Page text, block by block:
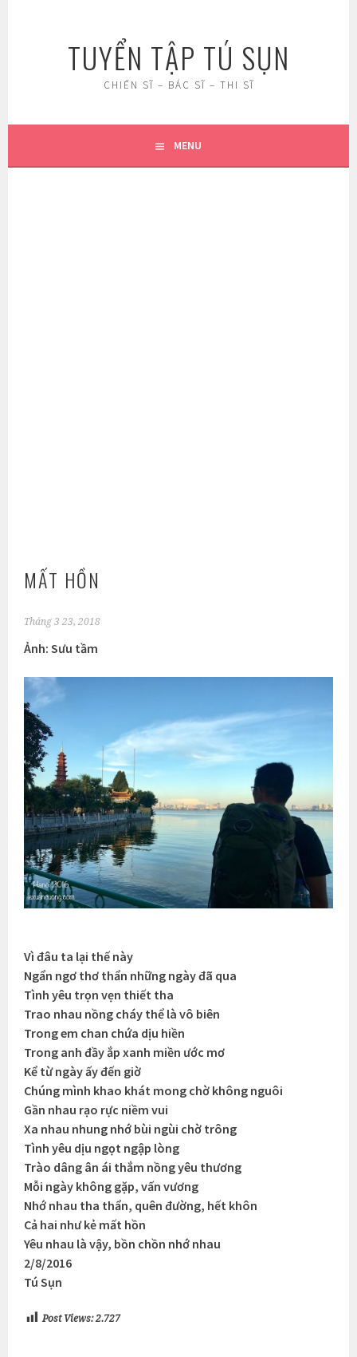
TUYỂN TẬP TÚ SỤN
CHIẾN SĨ – BÁC SĨ – THI SĨ
MENU
MẤT HỒN
Tháng 3 23, 2018
Ảnh: Sưu tầm
Vì đâu ta lại thế này
Ngẩn ngơ thơ thẩn những ngày đã qua
Tình yêu trọn vẹn thiết tha
Trao nhau nồng cháy thể là vô biên
Trong em chan chứa dịu hiền
Trong anh đầy ắp xanh miền ước mơ
Kể từ ngày ấy đến giờ
Chúng mình khao khát mong chờ không nguôi
Gần nhau rạo rực niềm vui
Xa nhau nhung nhớ bùi ngùi chờ trông
Tình yêu dịu ngọt ngập lòng
Trào dâng ân ái thắm nồng yêu thương
Mỗi ngày không gặp, vấn vương
Nhớ nhau tha thẩn, quên đường, hết khôn
Cả hai như kẻ mất hồn
Yêu nhau là vậy, bồn chồn nhớ nhau
2/8/2016
Tú Sụn
Post Views: 2.727